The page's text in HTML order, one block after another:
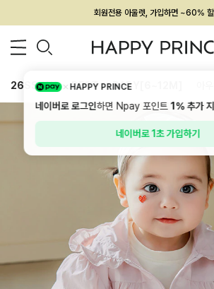
회원전용 아울렛, 가입하면 ~60%
멤버십 최대 28,000원 혜택
26SS 신상 BEST BABY[6~12M]
HAPPY PRINCE
네이버로 로그인하면 Npay 포인트1%추가
네이버로 1초 가입하기